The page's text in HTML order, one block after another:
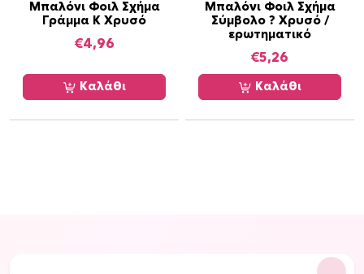
Μπαλόνι Φοιλ Σχήμα
Γράμμα K Χρυσό
€4,96
Καλάθι
Μπαλόνι Φοιλ Σχήμα
Σύμβολο ? Χρυσό /
ερωτηματικό
€5,26
Καλάθι